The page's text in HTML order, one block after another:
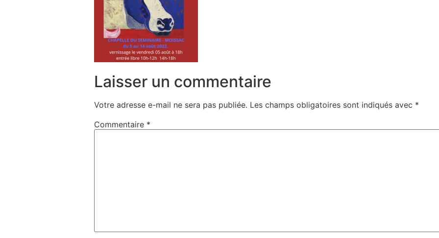
Laisser un commentaire
Votre adresse e-mail ne sera pas publiée. Les champs obligatoires sont indiqués avec *
Commentaire *